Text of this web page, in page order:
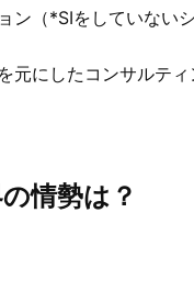
ン（*SIをしていない
元にしたコンサルテ
情勢は？